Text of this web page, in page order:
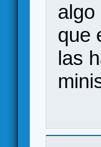
algo
que
las